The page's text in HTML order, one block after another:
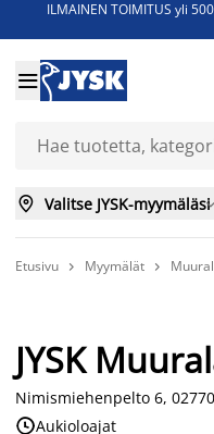
ILMAINEN TOIMITUS yli

 Valitse JYSK-myymäläsi
Etusivu  Myymälät 
JYSK
Nimismiehenpelto 6,
Aukioloajat